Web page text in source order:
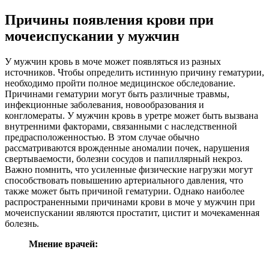
Причины появления крови при
мочеиспускании у мужчин
У мужчин кровь в моче может появляться из разных
источников. Чтобы определить истинную причину гематурии,
необходимо пройти полное медицинское обследование.
Причинами гематурии могут быть различные травмы,
инфекционные заболевания, новообразования и
конгломераты. У мужчин кровь в уретре может быть вызвана
внутренними факторами, связанными с наследственной
предрасположенностью. В этом случае обычно
рассматриваются врожденные аномалии почек, нарушения
свертываемости, болезни сосудов и папиллярный некроз.
Важно помнить, что усиленные физические нагрузки могут
способствовать повышению артериального давления, что
также может быть причиной гематурии. Однако наиболее
распространенными причинами крови в моче у мужчин при
мочеиспускании являются простатит, цистит и мочекаменная
болезнь.
Мнение врачей: